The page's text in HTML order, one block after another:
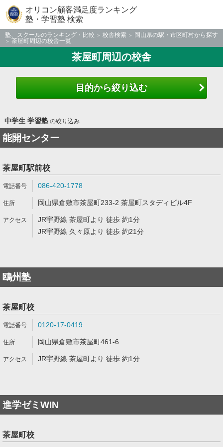
オリコン顧客満足度ランキング
塾・学習塾 検索
塾、スクールのランキング・比較 校舎検索
岡山県の駅・市区町村から探す
茶屋町周辺の校舎一覧
茶屋町周辺の校舎
目的から絞り込む
中学生 学習塾の絞り込み
能開センター
茶屋町駅前校
086-420-1778
岡山県倉敷市茶屋町233-2 茶屋町スタディビル4F
JR宇野線 茶屋町より 徒歩 約1分
JR宇野線 久々原より 徒歩 約21分
鴎州塾
茶屋町校
0120-17-0419
岡山県倉敷市茶屋町461-6
JR宇野線 茶屋町より 徒歩 約1分
進学ゼミWIN
茶屋町校